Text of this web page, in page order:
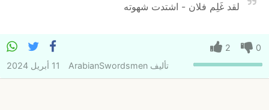
لقد غَلِم فلان - اشتدت شهوته
0
2
تأليفArabianSwordsmen 11 أبريل 2024